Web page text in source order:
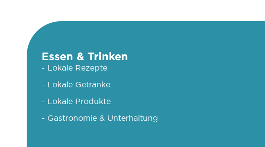
Essen & Trinken
- Lokale Rezepte
- Lokale Getränke
- Lokale Produkte
- Gastronomie & Unterhaltung